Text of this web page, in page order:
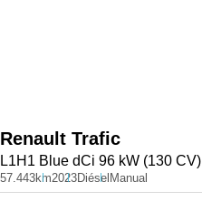
Renault Trafic
L1H1 Blue dCi 96 kW (130 CV)
57.443km2023Diésel Manual